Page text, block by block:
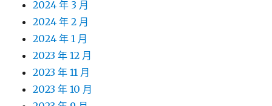
2024 年 3 月
2024 年 2 月
2024 年 1 月
2023 年 12 月
2023 年 11 月
2023 年 10 月